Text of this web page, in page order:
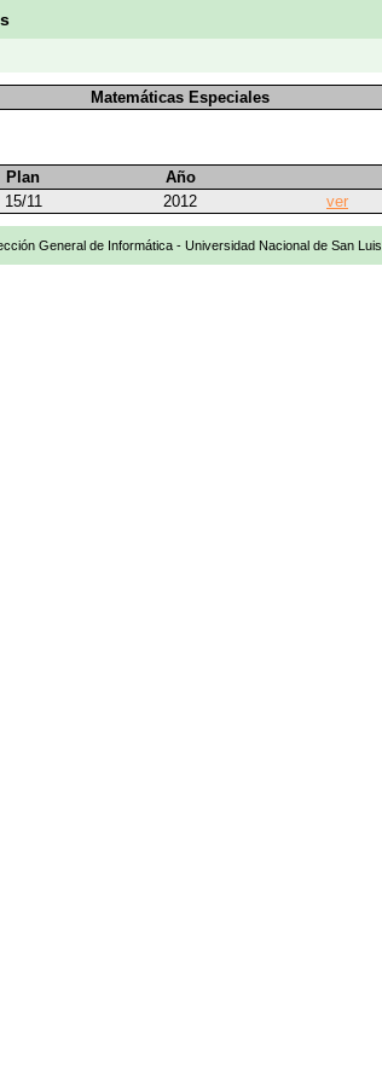
Matemáticas Especiales
Plan
Año
15/11
2012 ver
General de Informática - Universidad Nacional de San Luis